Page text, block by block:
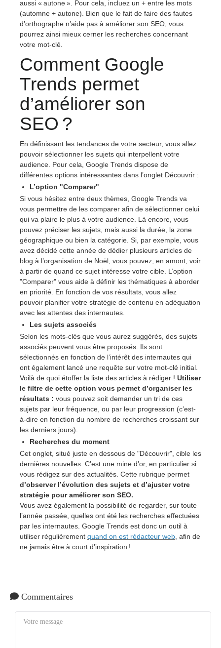
aussi « autone ». Pour cela, incluez un + entre les mots
(automne + autone). Bien que le fait de faire des fautes
d’orthographe n’aide pas à améliorer son SEO, vous
pourrez ainsi mieux cerner les recherches concernant
votre mot-clé.
Comment Google
Trends permet
d’améliorer son
SEO ?
En définissant les tendances de votre secteur, vous allez
pouvoir sélectionner les sujets qui interpellent votre
audience. Pour cela, Google Trends dispose de
différentes options intéressantes dans l’onglet Découvrir :
L’option "Comparer"
Si vous hésitez entre deux thèmes, Google Trends va
vous permettre de les comparer afin de sélectionner celui
qui va plaire le plus à votre audience. Là encore, vous
pouvez préciser les sujets, mais aussi la durée, la zone
géographique ou bien la catégorie. Si, par exemple, vous
avez décidé cette année de dédier plusieurs articles de
blog à l’organisation de Noël, vous pouvez, en amont, voir
à partir de quand ce sujet intéresse votre cible. L’option
"Comparer" vous aide à définir les thématiques à aborder
en priorité. En fonction de vos résultats, vous allez
pouvoir planifier votre stratégie de contenu en adéquation
avec les attentes des internautes.
Les sujets associés
Selon les mots-clés que vous aurez suggérés, des sujets
associés peuvent vous être proposés. Ils sont
sélectionnés en fonction de l’intérêt des internautes qui
ont également lancé une requête sur votre mot-clé initial.
Voilà de quoi étoffer la liste des articles à rédiger ! Utiliser
le filtre de cette option vous permet d’organiser les
résultats : vous pouvez soit demander un tri de ces
sujets par leur fréquence, ou par leur progression (c’est-
à-dire en fonction du nombre de recherches croissant sur
les derniers jours).
Recherches du moment
Cet onglet, situé juste en dessous de "Découvrir", cible les
dernières nouvelles. C’est une mine d’or, en particulier si
vous rédigez sur des actualités. Cette rubrique permet
d’observer l’évolution des sujets et d’ajuster votre
stratégie pour améliorer son SEO.
Vous avez également la possibilité de regarder, sur toute
l’année passée, quelles ont été les recherches effectuées
par les internautes. Google Trends est donc un outil à
utiliser régulièrement quand on est rédacteur web , afin de
ne jamais être à court d’inspiration !
Commentaires